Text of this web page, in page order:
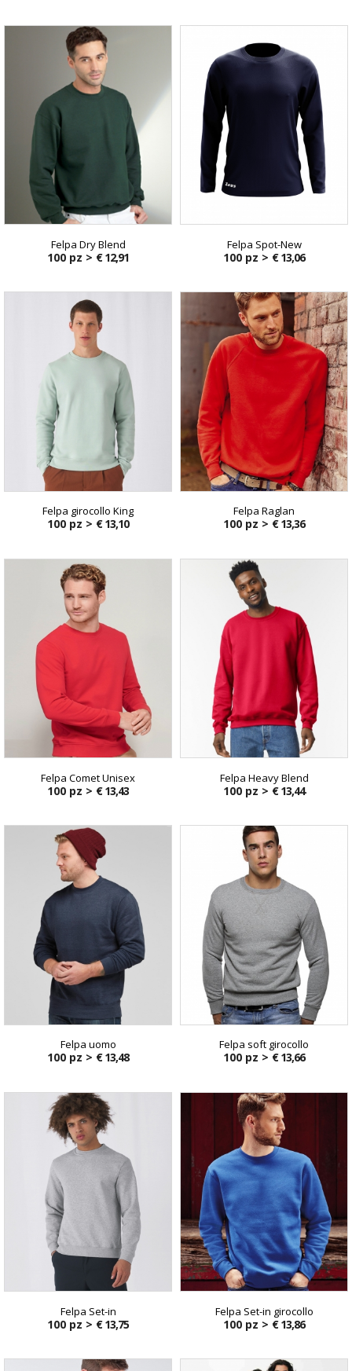
Felpa Dry Blend
100 pz > € 12,91
Felpa Spot-New
100 pz > € 13,06
Felpa girocollo King
100 pz > € 13,10
Felpa Raglan
100 pz > € 13,36
Felpa Comet Unisex
100 pz > € 13,43
Felpa Heavy Blend
100 pz > € 13,44
Felpa uomo
100 pz > € 13,48
Felpa soft girocollo
100 pz > € 13,66
Felpa Set-in
100 pz > € 13,75
Felpa Set-in girocollo
100 pz > € 13,86